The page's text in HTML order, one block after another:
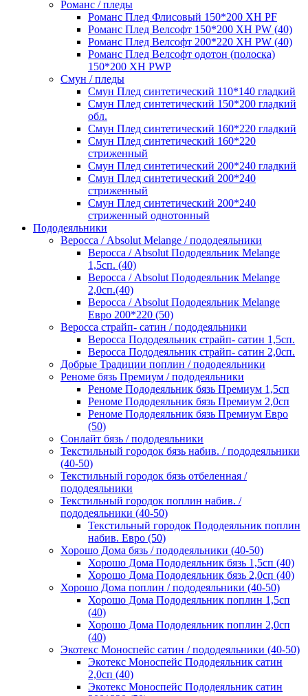
Романс / пледы
Романс Плед Флисовый 150*200 XH PF
Романс Плед Велсофт 150*200 XH PW (40)
Романс Плед Велсофт 200*220 XH PW (40)
Романс Плед Велсофт одотон (полоска)
150*200 XH PWP
Смун / пледы
Смун Плед синтетический 110*140 гладкий
Смун Плед синтетический 150*200 гладкий
обл.
Смун Плед синтетический 160*220 гладкий
Смун Плед синтетический 160*220
стриженный
Смун Плед синтетический 200*240 гладкий
Смун Плед синтетический 200*240
стриженный
Смун Плед синтетический 200*240
стриженный однотонный
Пододеяльники
Веросса / Absolut Melange / пододеяльники
Веросса / Absolut Пододеяльник Melange
1,5сп. (40)
Веросса / Absolut Пододеяльник Melange
2,0сп.(40)
Веросса / Absolut Пододеяльник Melange
Евро 200*220 (50)
Веросса страйп- сатин / пододеяльники
Веросса Пододеяльник страйп- сатин 1,5сп.
Веросса Пододеяльник страйп- сатин 2,0сп.
Добрые Традиции поплин / пододеяльники
Реноме бязь Премиум / пододеяльники
Реноме Пододеяльник бязь Премиум 1,5сп
Реноме Пододеяльник бязь Премиум 2,0сп
Реноме Пододеяльник бязь Премиум Евро
(50)
Сонлайт бязь / пододеяльники
Текстильный городок бязь набив. / пододеяльники
(40-50)
Текстильный городок бязь отбеленная /
пододеяльники
Текстильный городок поплин набив. /
пододеяльники (40-50)
Текстильный городок Пододеяльник поплин
набив. Евро (50)
Хорошо Дома бязь / пододеяльники (40-50)
Хорошо Дома Пододеяльник бязь 1,5сп (40)
Хорошо Дома Пододеяльник бязь 2,0сп (40)
Хорошо Дома поплин / пододеяльники (40-50)
Хорошо Дома Пододеяльник поплин 1,5сп
(40)
Хорошо Дома Пододеяльник поплин 2,0сп
(40)
Экотекс Моноспейс сатин / пододеяльники (40-50)
Экотекс Моноспейс Пододеяльник сатин
2,0сп (40)
Экотекс Моноспейс Пододеяльник сатин